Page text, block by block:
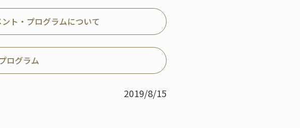
ト・プログラムについて
ログラム
2019/8/15